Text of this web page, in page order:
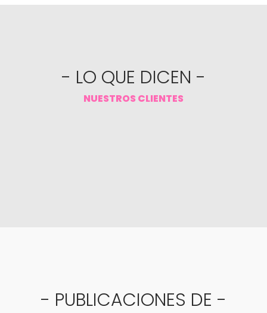
- LO QUE DICEN -
NUESTROS CLIENTES
- PUBLICACIONES DE -